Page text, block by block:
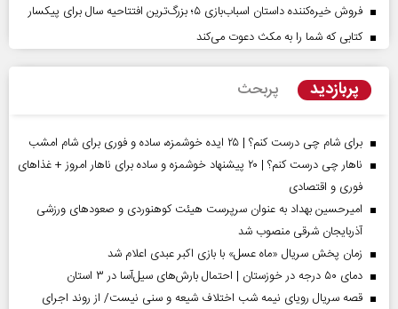
فروش خیره‌کننده داستان اسباب‌بازی ۵؛ بزرگ‌ترین افتتاحیه سال برای پیکسار
کتابی که شما را به مکث دعوت می‌کند
پربازدید پربحث
برای شام چی درست کنم؟ | ۲۵ ایده خوشمزه، ساده و فوری برای شام امشب
ناهار چی درست کنم؟ | ۲۰ پیشنهاد خوشمزه و ساده برای ناهار امروز + غذاهای
فوری و اقتصادی
امیرحسین بهداد به عنوان سرپرست هیئت کوهنوردی و صعودهای ورزشی
آذربایجان شرقی منصوب شد
زمان پخش سریال «ماه عسل» با بازی اکبر عبدی اعلام شد
دمای ۵۰ درجه در خوزستان | احتمال بارش‌های سیل‌آسا در ۳ استان
قصه سریال رویای نیمه شب اختلاف شیعه و سنی نیست/ از روند اجرای